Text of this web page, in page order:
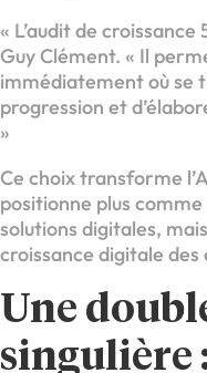
« L’audit de
Guy Clément. « Il
immédiatement où se
progression et
»
Ce choix transforme
positionne plus
solutions digitales,
croissance digitale
Une
singulière